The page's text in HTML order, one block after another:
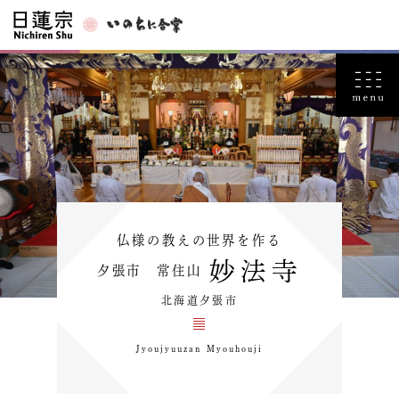
仏様の教えの世界を作る
夕張市 常住山 妙法寺
北海道夕張市
Jyoujyuuzan Myouhouji